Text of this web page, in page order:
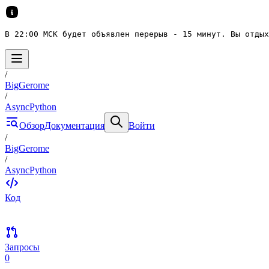
В 22:00 МСК будет объявлен перерыв - 15 минут. Вы
/
BigGerome
/
AsyncPython
ОбзорДокументация
Войти
/
BigGerome
/
AsyncPython
Код
Запросы
0